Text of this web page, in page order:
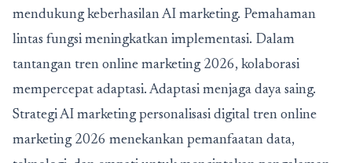
mendukung keberhasilan AI marketing. Pemahaman
lintas fungsi meningkatkan implementasi. Dalam
tantangan tren online marketing 2026, kolaborasi
mempercepat adaptasi. Adaptasi menjaga daya saing.
Strategi AI marketing personalisasi digital tren online
marketing 2026 menekankan pemanfaatan data,